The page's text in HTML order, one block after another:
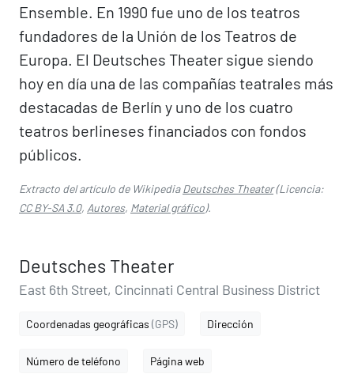
Ensemble. En 1990 fue uno de los teatros
fundadores de la Unión de los Teatros de
Europa. El Deutsches Theater sigue siendo
hoy en día una de las compañías teatrales más
destacadas de Berlín y uno de los cuatro
teatros berlineses financiados con fondos
públicos.
Extracto del artículo de WikipediaDeutsches Theater(Licencia:
CC BY-SA 3.0, Autores, Material gráfico).
Deutsches Theater
East 6th Street, Cincinnati Central Business District
Coordenadas geográficas (GPS) Dirección
Número de teléfono Página web